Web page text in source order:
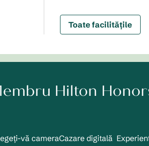
Toate facilitățile
Hilton
vă cameraCazare digitală